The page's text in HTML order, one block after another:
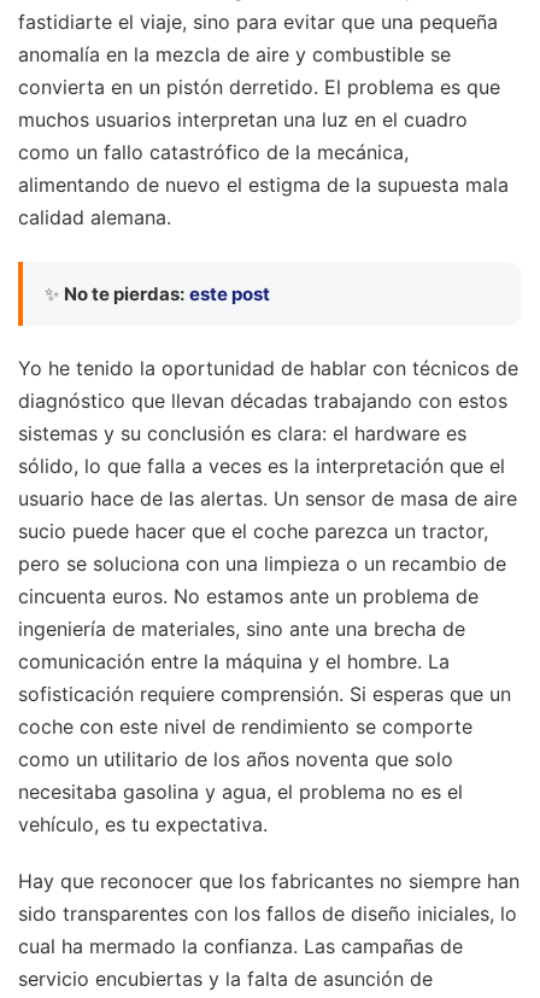
fastidiarte el viaje, sino para evitar que una pequeña
anomalía en la mezcla de aire y combustible se
convierta en un pistón derretido. El problema es que
muchos usuarios interpretan una luz en el cuadro
como un fallo catastrófico de la mecánica,
alimentando de nuevo el estigma de la supuesta mala
calidad alemana.
✨ No te pierdas: este post
Yo he tenido la oportunidad de hablar con técnicos de
diagnóstico que llevan décadas trabajando con estos
sistemas y su conclusión es clara: el hardware es
sólido, lo que falla a veces es la interpretación que el
usuario hace de las alertas. Un sensor de masa de aire
sucio puede hacer que el coche parezca un tractor,
pero se soluciona con una limpieza o un recambio de
cincuenta euros. No estamos ante un problema de
ingeniería de materiales, sino ante una brecha de
comunicación entre la máquina y el hombre. La
sofisticación requiere comprensión. Si esperas que un
coche con este nivel de rendimiento se comporte
como un utilitario de los años noventa que solo
necesitaba gasolina y agua, el problema no es el
vehículo, es tu expectativa.
Hay que reconocer que los fabricantes no siempre han
sido transparentes con los fallos de diseño iniciales, lo
cual ha mermado la confianza. Las campañas de
servicio encubiertas y la falta de asunción de